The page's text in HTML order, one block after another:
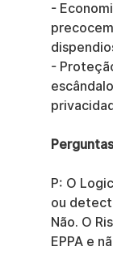
-
-
P: O
ou
Não. O
EPPA e